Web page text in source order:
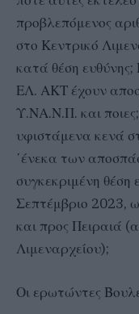
προβλεπόμενος
στο Κεντρικό
κατά θέση
ΕΛ. ΑΚΤ έχουν
Υ.ΝΑ.Ν.Π. και
υφιστάμενα κενά
΄ένεκα των
συγκεκριμένη
Σεπτέμβριο 2023,
και προς Πειραιά
Λιμεναρχείου);
Οι ερωτώντες